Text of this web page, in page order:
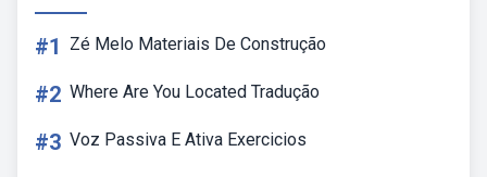
#1 Zé Melo Materiais De Construção
#2 Where Are You Located Tradução
#3 Voz Passiva E Ativa Exercicios